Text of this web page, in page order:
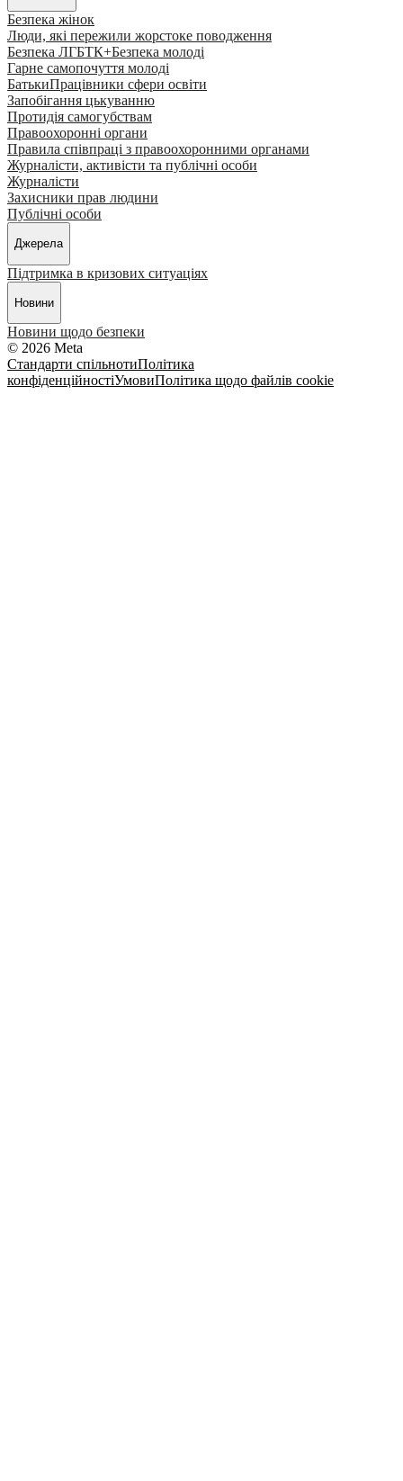
Безпека жінок
Люди, які пережили жорстоке поводження
Безпека ЛГБТК+Безпека молоді
Гарне самопочуття молоді
БатькиПрацівники сфери освіти
Запобігання цькуванню
Протидія самогубствам
Правоохоронні органи
Правила співпраці з правоохоронними органами
Журналісти, активісти та публічні особи
Журналісти
Захисники прав людини
Публічні особи
Джерела
Підтримка в кризових ситуаціях
Новини
Новини щодо безпеки
© 2026 Meta
Стандарти спільнотиПолітика
конфіденційностіУмовиПолітика щодо файлів cookie